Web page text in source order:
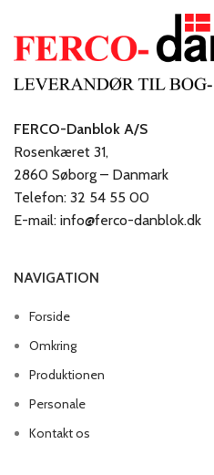
FERCO-Danblok A/S
Rosenkæret 31,
2860 Søborg – Danmark
Telefon: 32 54 55 00
E-mail: info@ferco-danblok.dk
NAVIGATION
Forside
Omkring
Produktionen
Personale
Kontakt os